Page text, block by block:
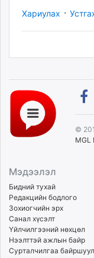
Хариулах ·
©
MGL
Мэдээлэл
Бидний тухай
Редакцийн бодлого
Зохиогчийн эрх
Санал хүсэлт
Үйлчилгээний нөхцөл
Нээлттэй ажлын байр
Сурталчилгаа